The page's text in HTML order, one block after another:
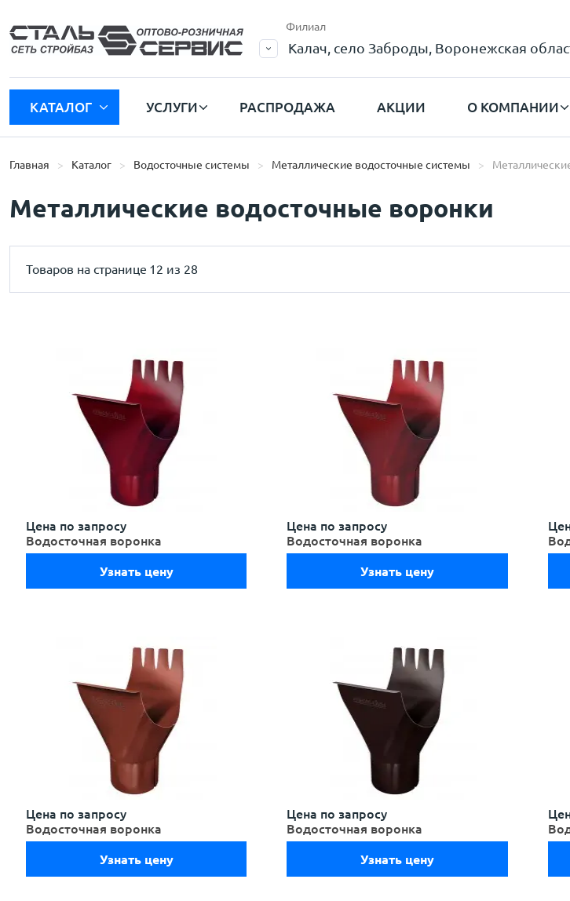
Филиал
Калач, село Заброды, Воронежская
КАТАЛОГ УСЛУГИ РАСПРОДАЖА АКЦИИ О КОМПАНИИ
Главная Каталог Водосточные системы Металлические водосточные системы
Металлические водосточные воронки
Товаров на странице 12 из 28
Цена по запросу
Водосточная воронка
Узнать цену
Цена по запросу
Водосточная воронка
Узнать цену
Цена по запросу
Водосточная воронка
Узнать цену
Цена по запросу
Водосточная воронка
Узнать цену